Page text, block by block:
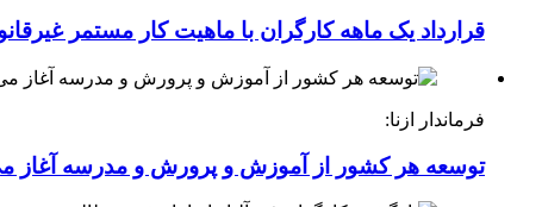
قرارداد یک ماهه کارگران با ماهیت کار مستمر
فرماندار ازنا:
توسعه هر کشور از آموزش و پرورش و مدرسه آغاز